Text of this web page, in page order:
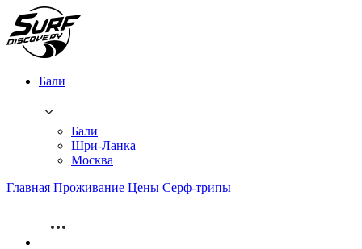
Бали
Бали
Шри-Ланка
Москва
Главная Проживание Цены Серф-трипы